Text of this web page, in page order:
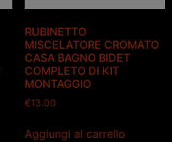
RUBINETTO
MISCELATORE CROMATO
CASA BAGNO BIDET
COMPLETO DI KIT
MONTAGGIO
€13.00
Aggiungi al carrello